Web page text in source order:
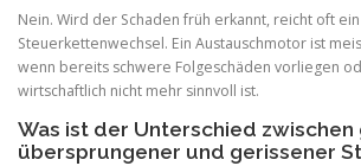
Nein. Wird der Schaden früh erkannt, reicht oft ein
Steuerkettenwechsel. Ein Austauschmotor ist
wenn bereits schwere Folgeschäden vorliegen
wirtschaftlich nicht mehr sinnvoll ist.
Was ist der Unterschied zwischen
übersprungener und gerissener